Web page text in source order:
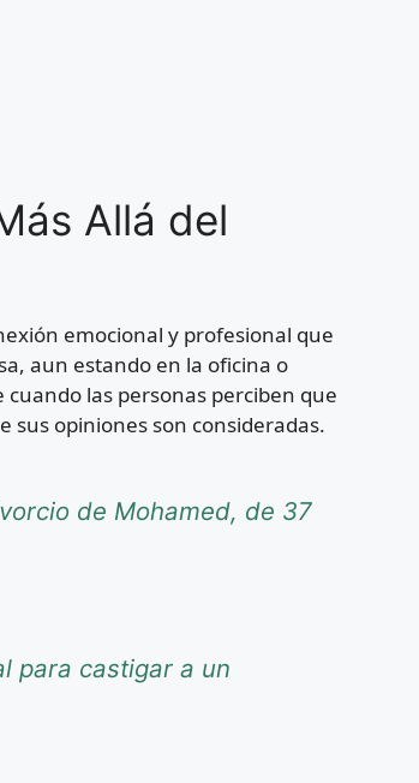
Allá del
emocional y profesional que
aun estando en la oficina o
las personas perciben que
sus opiniones son consideradas.
de Mohamed, de 37
para castigar a un